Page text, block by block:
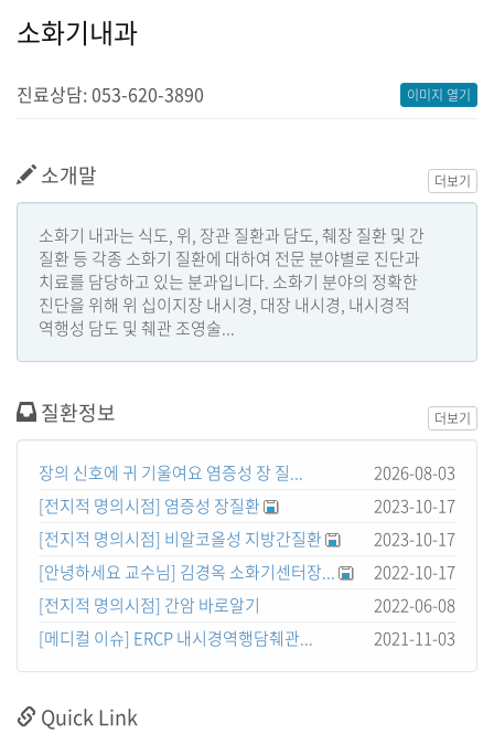
소화기내과
진료상담: 053-620-3890 이미지 열기
소개말
소화기 내과는 식도, 위, 장관 질환과 담도, 췌장 질환 및 간
질환 등 각종 소화기 질환에 대하여 전문 분야별로 진단과
치료를 담당하고 있는 분과입니다. 소화기 분야의 정확한
진단을 위해 위 십이지장 내시경, 대장 내시경, 내시경적
역행성 담도 및 췌관 조영술...
더보기
질환정보
장의 신호에 귀 기울여요 염증성 장 질...
2026-08-03
[전지적 명의시점] 염증성 장질환
2023-10-17
[전지적 명의시점] 비알코올성 지방간질환
2023-10-17
[안녕하세요 교수님] 김경옥 소화기센터장...
2022-10-17
[전지적 명의시점] 간암 바로알기
2022-06-08
[메디컬 이슈] ERCP 내시경역행담췌관...
2021-11-03
더보기
Quick Link